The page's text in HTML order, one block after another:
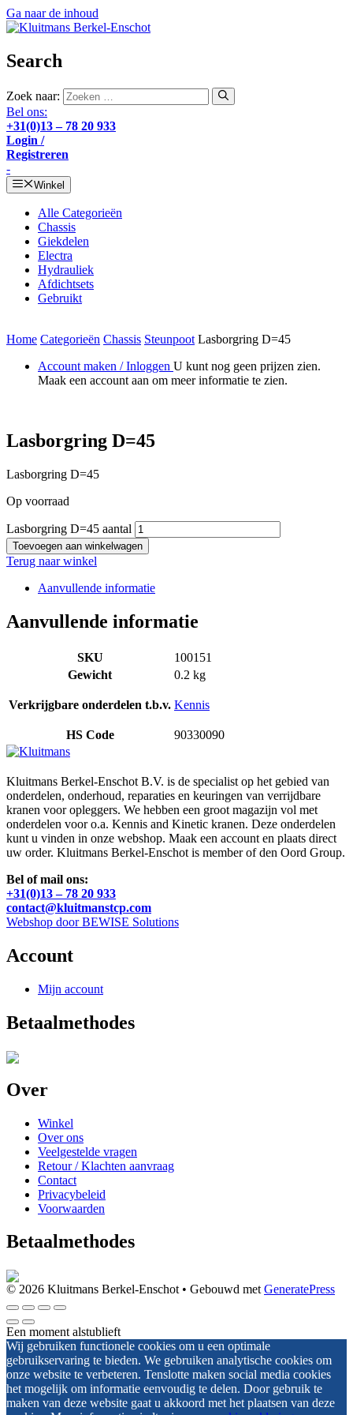
Ga naar de inhoud
Search
Zoek naar:
Bel ons:
+31(0)13 – 78 20 933
Login /
Registreren
-
Winkel
Alle Categorieën
Chassis
Giekdelen
Electra
Hydrauliek
Afdichtsets
Gebruikt
Home Categorieën Chassis Steunpoot Lasborgring D=45
Account maken / Inloggen U kunt nog geen prijzen zien.
Maak een account aan om meer informatie te zien.
Lasborgring D=45
Lasborgring D=45
Op voorraad
Lasborgring D=45 aantal
Toevoegen aan winkelwagen
Terug naar winkel
Aanvullende informatie
Aanvullende informatie
SKU
100151
Gewicht
0.2 kg
Verkrijgbare onderdelen t.b.v. Kennis
HS Code 90330090
Kluitmans Berkel-Enschot B.V. is de specialist op het gebied van
onderdelen, onderhoud, reparaties en keuringen van verrijdbare
kranen voor opleggers. We hebben een groot magazijn vol met
onderdelen voor o.a. Kennis and Kinetic kranen. Deze onderdelen
kunt u vinden in onze webshop. Maak een account en plaats direct
uw order. Kluitmans Berkel-Enschot is member of den Oord Group.
Bel of mail ons:
+31(0)13 – 78 20 933
contact@kluitmanstcp.com
Webshop door BEWISE Solutions
Account
Mijn account
Betaalmethodes
Over
Winkel
Over ons
Veelgestelde vragen
Retour / Klachten aanvraag
Contact
Privacybeleid
Voorwaarden
Betaalmethodes
© 2026 Kluitmans Berkel-Enschot • Gebouwd met GeneratePress
Een moment alstublieft
Wij gebruiken functionele cookies om u een optimale
gebruikservaring te bieden. We gebruiken analytische cookies om
onze website te verbeteren. Tenslotte maken social media cookies
het mogelijk om informatie eenvoudig te delen. Door gebruik te
maken van deze website gaat u akkoord met het plaatsen van deze